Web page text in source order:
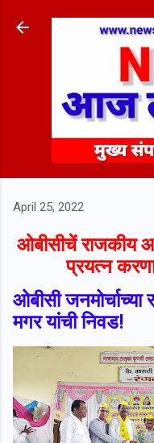
Skip
April 25, 2022
ओबीसीचें राजकीय
प्रयत्न
ओबीसी जनमोर्चाच्या
मगर यांची निवड!